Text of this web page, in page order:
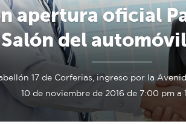
apertura oficial
Salón del
17 de Corferias, ingreso por la
10 de noviembre de 2016 de 7:00 pm a